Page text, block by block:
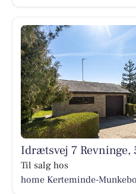
Idrætsvej 7
Til salg hos
home Kerteminde-Munkebo